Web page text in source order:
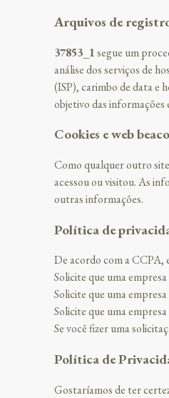
Arquivos de
37853_1segue um
análise dos serviços de
(ISP), carimbo de data e
objetivo das informações
Cookies e web
Como qualquer outro
acessou ou visitou. As
outras informações.
Política de
De acordo com a
Solicite que uma
Solicite que uma
Solicite que uma
Se você fizer uma
Política de
Gostaríamos de ter